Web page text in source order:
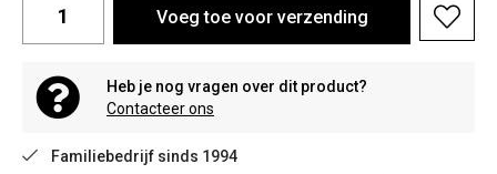
Voeg toe voor verzending
Heb je nog vragen over dit product?
Contacteer ons
Familiebedrijf sinds 1994